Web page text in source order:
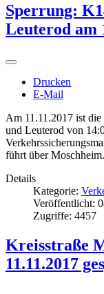
Sperrung:
Leuterod am
Drucken
E-Mail
Am 11.11.2017 ist
und Leuterod von
führt über Moschheim.
Details
Kategorie:
Veröffentlicht:
Zugriffe: 4457
Kreisstraße
11.11.2017